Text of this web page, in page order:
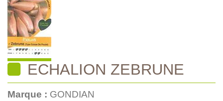
ECHALION ZEBRUNE
Marque : GONDIAN